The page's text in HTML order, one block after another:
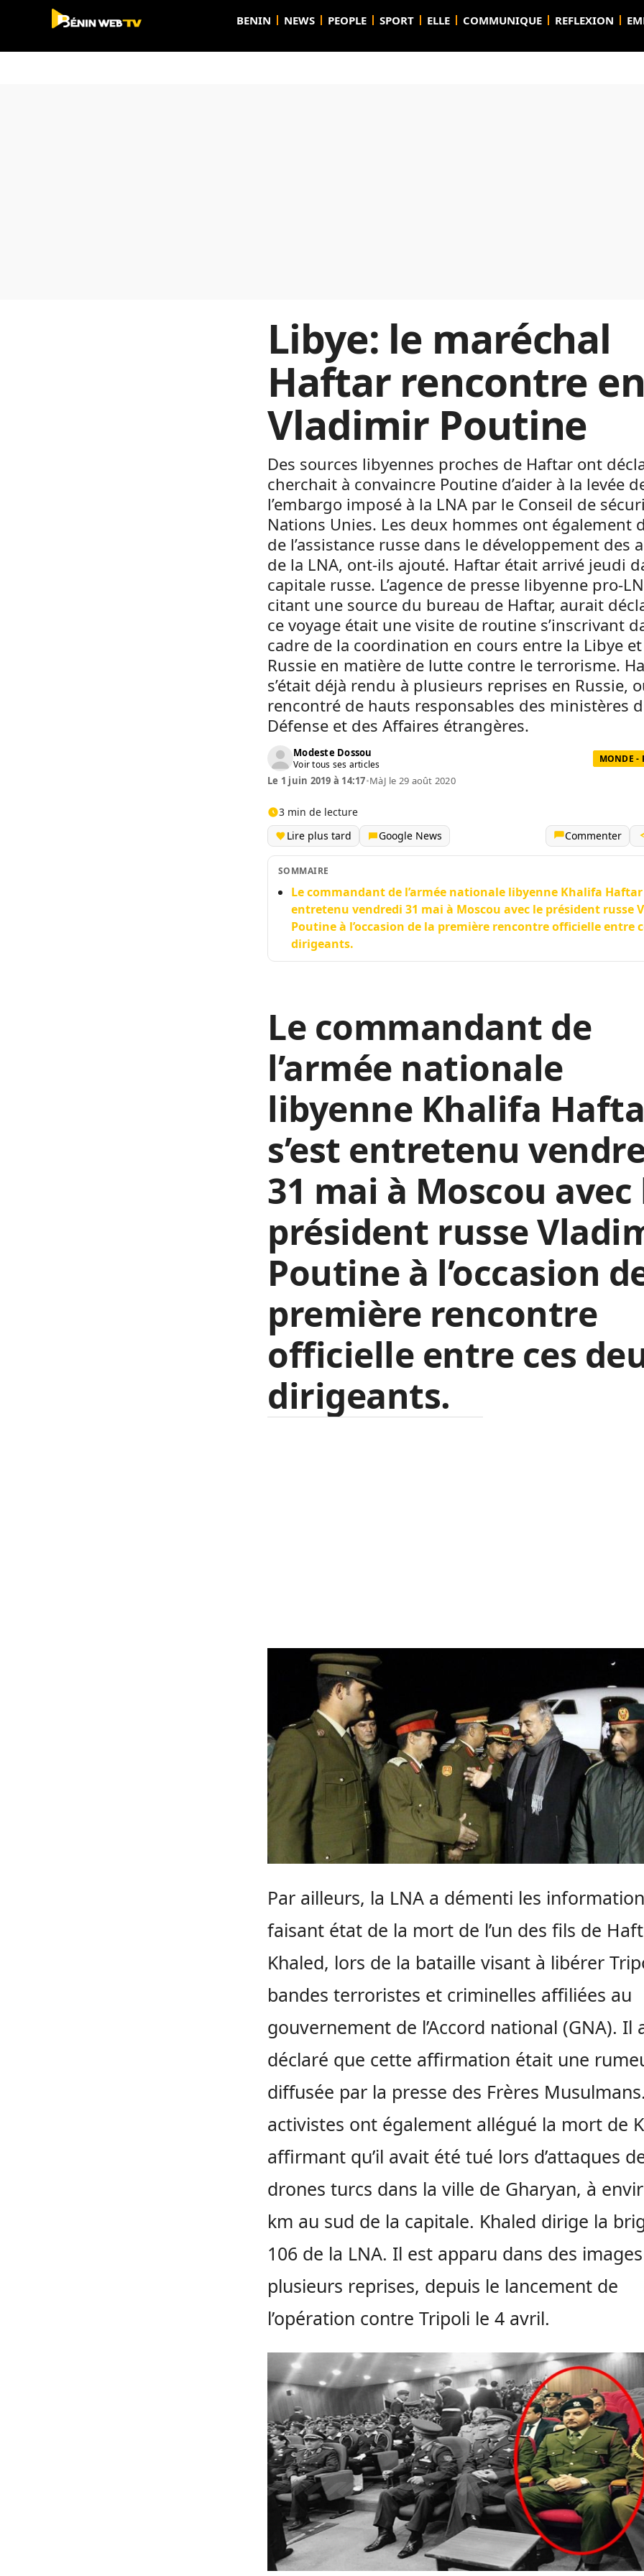
BENIN NEWS PEOPLE SPORT ELLE COMMUNIQUE REFLEXION
Libye: le maréchal
Haftar rencontre
Vladimir Poutine
Des sources libyennes proches de Haftar ont
cherchait à convaincre Poutine d’aider à la levée
l’embargo imposé à la LNA par le Conseil de
Nations Unies. Les deux hommes ont également
de l’assistance russe dans le développement des
de la LNA, ont-ils ajouté. Haftar était arrivé jeudi
capitale russe. L’agence de presse libyenne pro-
citant une source du bureau de Haftar, aurait
ce voyage était une visite de routine s’inscrivant
cadre de la coordination en cours entre la Libye
Russie en matière de lutte contre le terrorisme.
s’était déjà rendu à plusieurs reprises en Russie,
rencontré de hauts responsables des ministères
Défense et des Affaires étrangères.
Modeste Dossou
Voir tous ses articles MONDE -
Le 1 juin 2019 à 14:17•MàJ le 29 août 2020
3 min de lecture
Lire plus tard
Google News Commenter
SOMMAIRE
Le commandant de l’armée nationale libyenne Khalifa Haftar
entretenu vendredi 31 mai à Moscou avec le président russe
Poutine à l’occasion de la première rencontre officielle entre
dirigeants.
Le commandant de
l’armée nationale
libyenne Khalifa
s’est entretenu
31 mai à Moscou avec
président russe
Poutine à l’occasion
première rencontre
officielle entre ces
dirigeants.
Par ailleurs, la LNA a démenti les
faisant état de la mort de l’un des fils de
Khaled, lors de la bataille visant à libérer
bandes terroristes et criminelles affiliées au
gouvernement de l’Accord national (GNA). Il
déclaré que cette affirmation était une
diffusée par la presse des Frères
activistes ont également allégué la mort de
affirmant qu’il avait été tué lors d’attaques
drones turcs dans la ville de Gharyan, à
km au sud de la capitale. Khaled dirige la
106 de la LNA. Il est apparu dans des
plusieurs reprises, depuis le lancement de
l’opération contre Tripoli le 4 avril.